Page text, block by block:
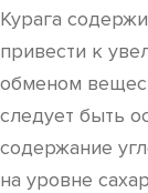
Курага
привести к
обменом
следует быть
содержание
на уровне